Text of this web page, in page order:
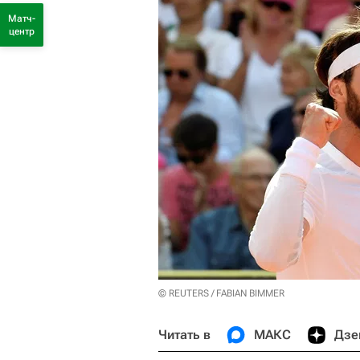
© REUTERS / FABIAN BIMMER
Читать в МАКС
Матч-
центр